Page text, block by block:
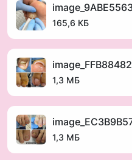
165,6 КБ
1,3 МБ
1,3 МБ